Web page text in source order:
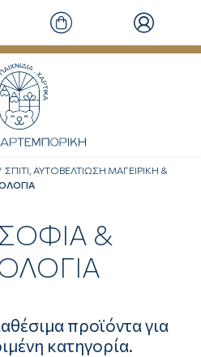
ΣΠΙΤΙ, ΑΥΤΟΒΕΛΤΙΩΣΗ ΜΑΓΕΙΡΙΚΗ &
&
προϊόντα για
κατηγορία.